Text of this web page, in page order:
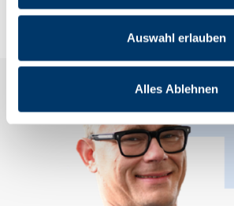
Auswahl erlauben
Alles Ablehnen